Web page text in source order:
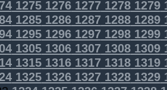
12751276127712781279
12851286128712881289
12951296129712981299
13051306130713081309
13151316131713181319
13251326132713281329